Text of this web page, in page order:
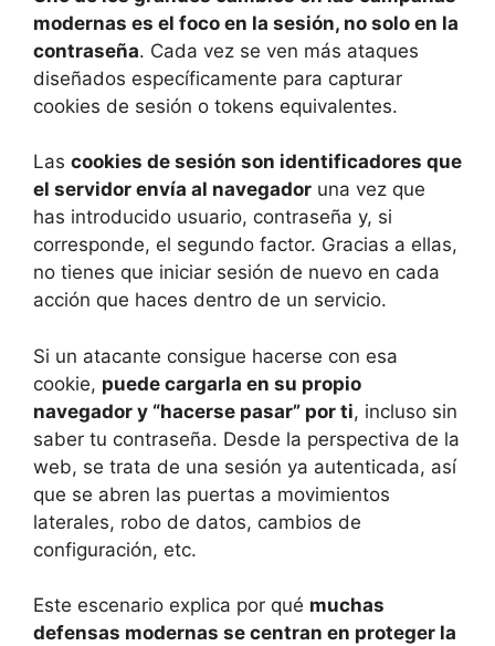
modernas es el foco en la sesión, no solo en la
contraseña. Cada vez se ven más ataques
diseñados específicamente para capturar
cookies de sesión o tokens equivalentes.
Las cookies de sesión son identificadores que
el servidor envía al navegador una vez que
has introducido usuario, contraseña y, si
corresponde, el segundo factor. Gracias a ellas,
no tienes que iniciar sesión de nuevo en cada
acción que haces dentro de un servicio.
Si un atacante consigue hacerse con esa
cookie, puede cargarla en su propio
navegador y “hacerse pasar” por ti, incluso sin
saber tu contraseña. Desde la perspectiva de la
web, se trata de una sesión ya autenticada, así
que se abren las puertas a movimientos
laterales, robo de datos, cambios de
configuración, etc.
Este escenario explica por qué muchas
defensas modernas se centran en proteger la